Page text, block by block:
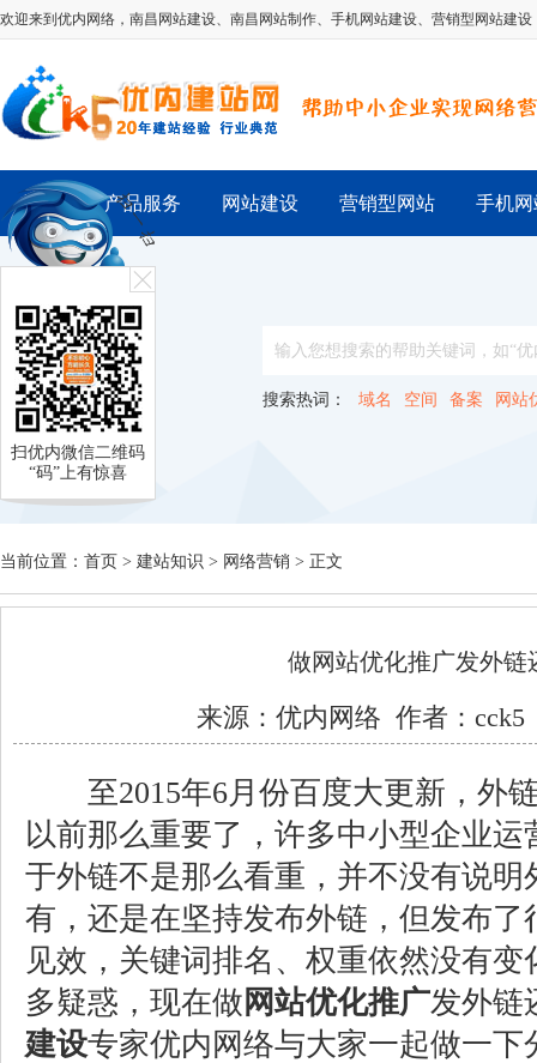
欢迎来到优内网络， 南昌网站建设、 南昌网站制作、 手机网站建设、 营销型网站建设
首 页 产品服务 网站建设 营销型网站 手机
搜索热词： 域名 空间 备案 网站
当前位置： 首页 > 建站知识 > 网络营销 > 正文
做网站优化推广发外链
来源： 优内网络 作者：cck5
至2015年6月份百度大更新，外
以前那么重要了，许多中小型企业
于外链不是那么看重，并不没有说
有，还是在坚持发布外链，但发布
见效，关键词排名、权重依然没有
多疑惑，现在做 网站优化推广发外链
建设专家优内网络与大家一起做一
扫优内微信二维码
“码”上有惊喜